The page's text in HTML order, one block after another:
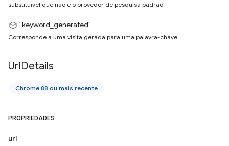
substituível que não é o provedor de pesquisa padrão.
"keyword_generated"
Corresponde a uma visita gerada para uma palavra-chave.
UrlDetails
Chrome 88 ou mais recente
PROPRIEDADES
url